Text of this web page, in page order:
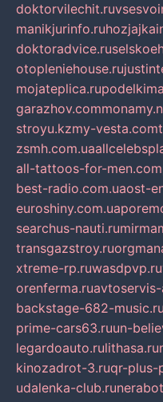
doktorvilechit.ru
manikjurinfo.ru
doktoradvice.ru
otopleniehouse.ru
mojateplica.ru
garazhov.com
stroyu.kzmy-vesta.com
zsmh.com.ua
all-tattoos-for-men.com
best-radio.com.uaost-
euroshiny.com.ua
searchus-nauti.ru
transgazstroy.ru
xtreme-rp.ruwasdpvp.ru
orenferma.ru
backstage-682-music.ru
prime-cars63.ruun-
legardoauto.rulithasa.ru
kinozadrot-3.ruqr-plus-
udalenka-club.ru